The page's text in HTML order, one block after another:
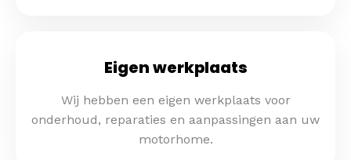
Eigen werkplaats
Wij hebben een eigen werkplaats voor
onderhoud, reparaties en aanpassingen aan uw
motorhome.